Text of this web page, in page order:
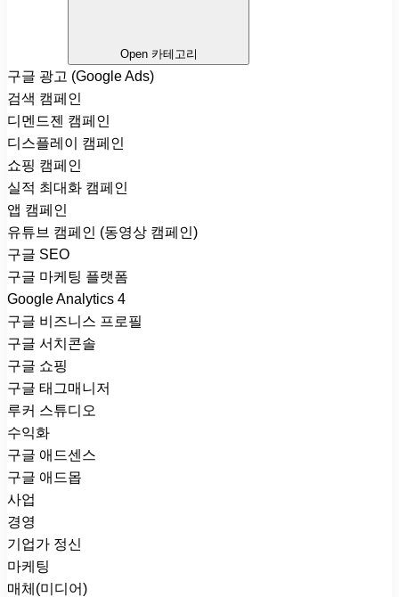
Open 카테고리
구글 광고 (Google Ads)
검색 캠페인
디멘드젠 캠페인
디스플레이 캠페인
쇼핑 캠페인
실적 최대화 캠페인
앱 캠페인
유튜브 캠페인 (동영상 캠페인)
구글 SEO
구글 마케팅 플랫폼
Google Analytics 4
구글 비즈니스 프로필
구글 서치콘솔
구글 쇼핑
구글 태그매니저
루커 스튜디오
수익화
구글 애드센스
구글 애드몹
사업
경영
기업가 정신
마케팅
매체(미디어)